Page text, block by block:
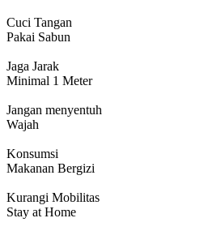
Cuci Tangan
Pakai Sabun
Jaga Jarak
Minimal 1 Meter
Jangan menyentuh
Wajah
Konsumsi
Makanan Bergizi
Kurangi Mobilitas
Stay at Home